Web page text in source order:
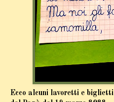
Ecco alcuni lavoretti e